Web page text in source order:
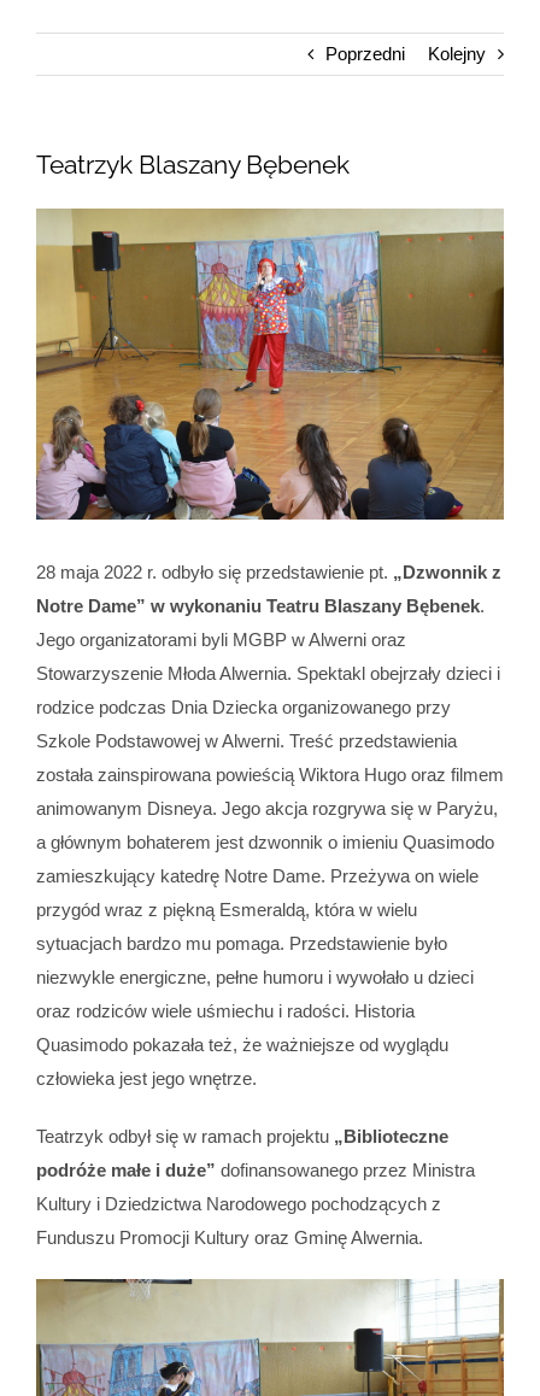
Poprzedni Kolejny
Teatrzyk Blaszany Bębenek
Pokaż
większy
obrazek
28 maja 2022 r. odbyło się przedstawienie pt. „Dzwonnik z
Notre Dame” w wykonaniu Teatru Blaszany Bębenek.
Jego organizatorami byli MGBP w Alwerni oraz
Stowarzyszenie Młoda Alwernia. Spektakl obejrzały dzieci i
rodzice podczas Dnia Dziecka organizowanego przy
Szkole Podstawowej w Alwerni. Treść przedstawienia
została zainspirowana powieścią Wiktora Hugo oraz filmem
animowanym Disneya. Jego akcja rozgrywa się w Paryżu,
a głównym bohaterem jest dzwonnik o imieniu Quasimodo
zamieszkujący katedrę Notre Dame. Przeżywa on wiele
przygód wraz z piękną Esmeraldą, która w wielu
sytuacjach bardzo mu pomaga. Przedstawienie było
niezwykle energiczne, pełne humoru i wywołało u dzieci
oraz rodziców wiele uśmiechu i radości. Historia
Quasimodo pokazała też, że ważniejsze od wyglądu
człowieka jest jego wnętrze.
Teatrzyk odbył się w ramach projektu „Biblioteczne
podróże małe i duże” dofinansowanego przez Ministra
Kultury i Dziedzictwa Narodowego pochodzących z
Funduszu Promocji Kultury oraz Gminę Alwernia.